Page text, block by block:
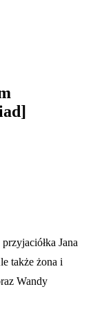
Jana
także żona i
Wandy